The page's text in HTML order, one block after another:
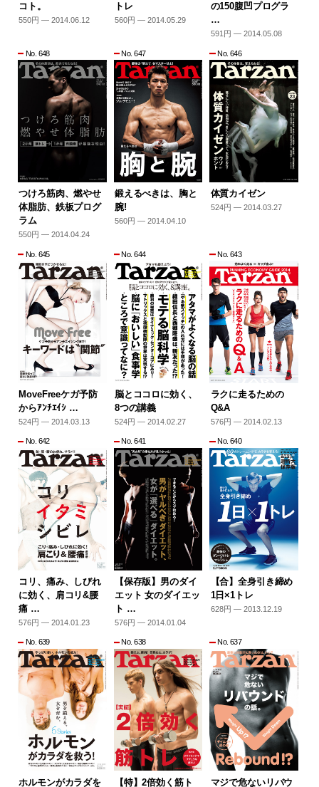
コト。
550円 — 2014.06.12
トレ
560円 — 2014.05.29
の150腹凹プログラ
…
591円 — 2014.05.08
No. 648
つけろ筋肉、燃やせ
体脂肪、鉄板プログ
ラム
550円 — 2014.04.24
No. 647
鍛えるべきは、胸と
腕!
560円 — 2014.04.10
No. 646
体質カイゼン
524円 — 2014.03.27
No. 645
MoveFreeケガ予防
からｱﾝﾁｴｲｼ …
524円 — 2014.03.13
No. 644
脳とココロに効く、
8つの講義
524円 — 2014.02.27
No. 643
ラクに走るための
Q&A
576円 — 2014.02.13
No. 642
コリ、痛み、しびれ
に効く、肩コリ&腰
痛 …
576円 — 2014.01.23
No. 641
【保存版】男のダイ
エット 女のダイエッ
ト …
576円 — 2014.01.04
No. 640
【合】全身引き締め
1日×1トレ
628円 — 2013.12.19
No. 639
ホルモンがカラダを
No. 638
【特】2倍効く筋ト
No. 637
マジで危ないリバウ